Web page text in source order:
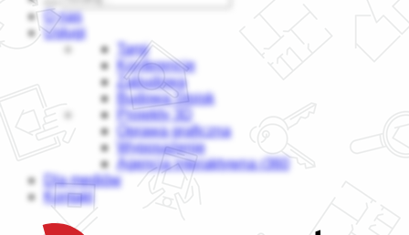
O nas
Usługi
Targi
Konferencje
Zabudowa
Budowa Stoisk
Projekty 3D
Oprawa graficzna
Wyposażenie
Agencja interaktywna r360
Dla mediów
Kontakt